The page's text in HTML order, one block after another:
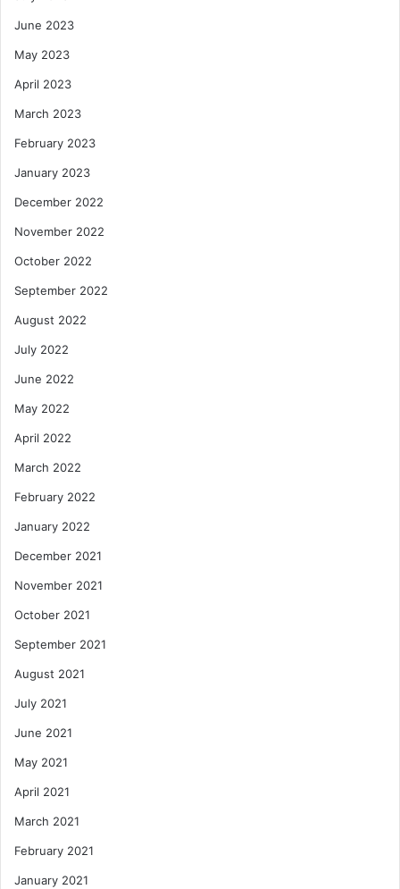
June 2023
May 2023
April 2023
March 2023
February 2023
January 2023
December 2022
November 2022
October 2022
September 2022
August 2022
July 2022
June 2022
May 2022
April 2022
March 2022
February 2022
January 2022
December 2021
November 2021
October 2021
September 2021
August 2021
July 2021
June 2021
May 2021
April 2021
March 2021
February 2021
January 2021